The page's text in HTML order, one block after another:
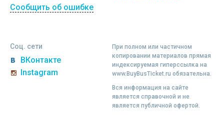
Сообщить об ошибке
Соц. сети
ВКонтакте
Instagram
При полном или частичном
копировании материалов прямая
индексируемая гиперссылка на
www.BuyBusTicket.ru обязательна.
Вся информация на сайте
является справочной и не
является публичной офертой.